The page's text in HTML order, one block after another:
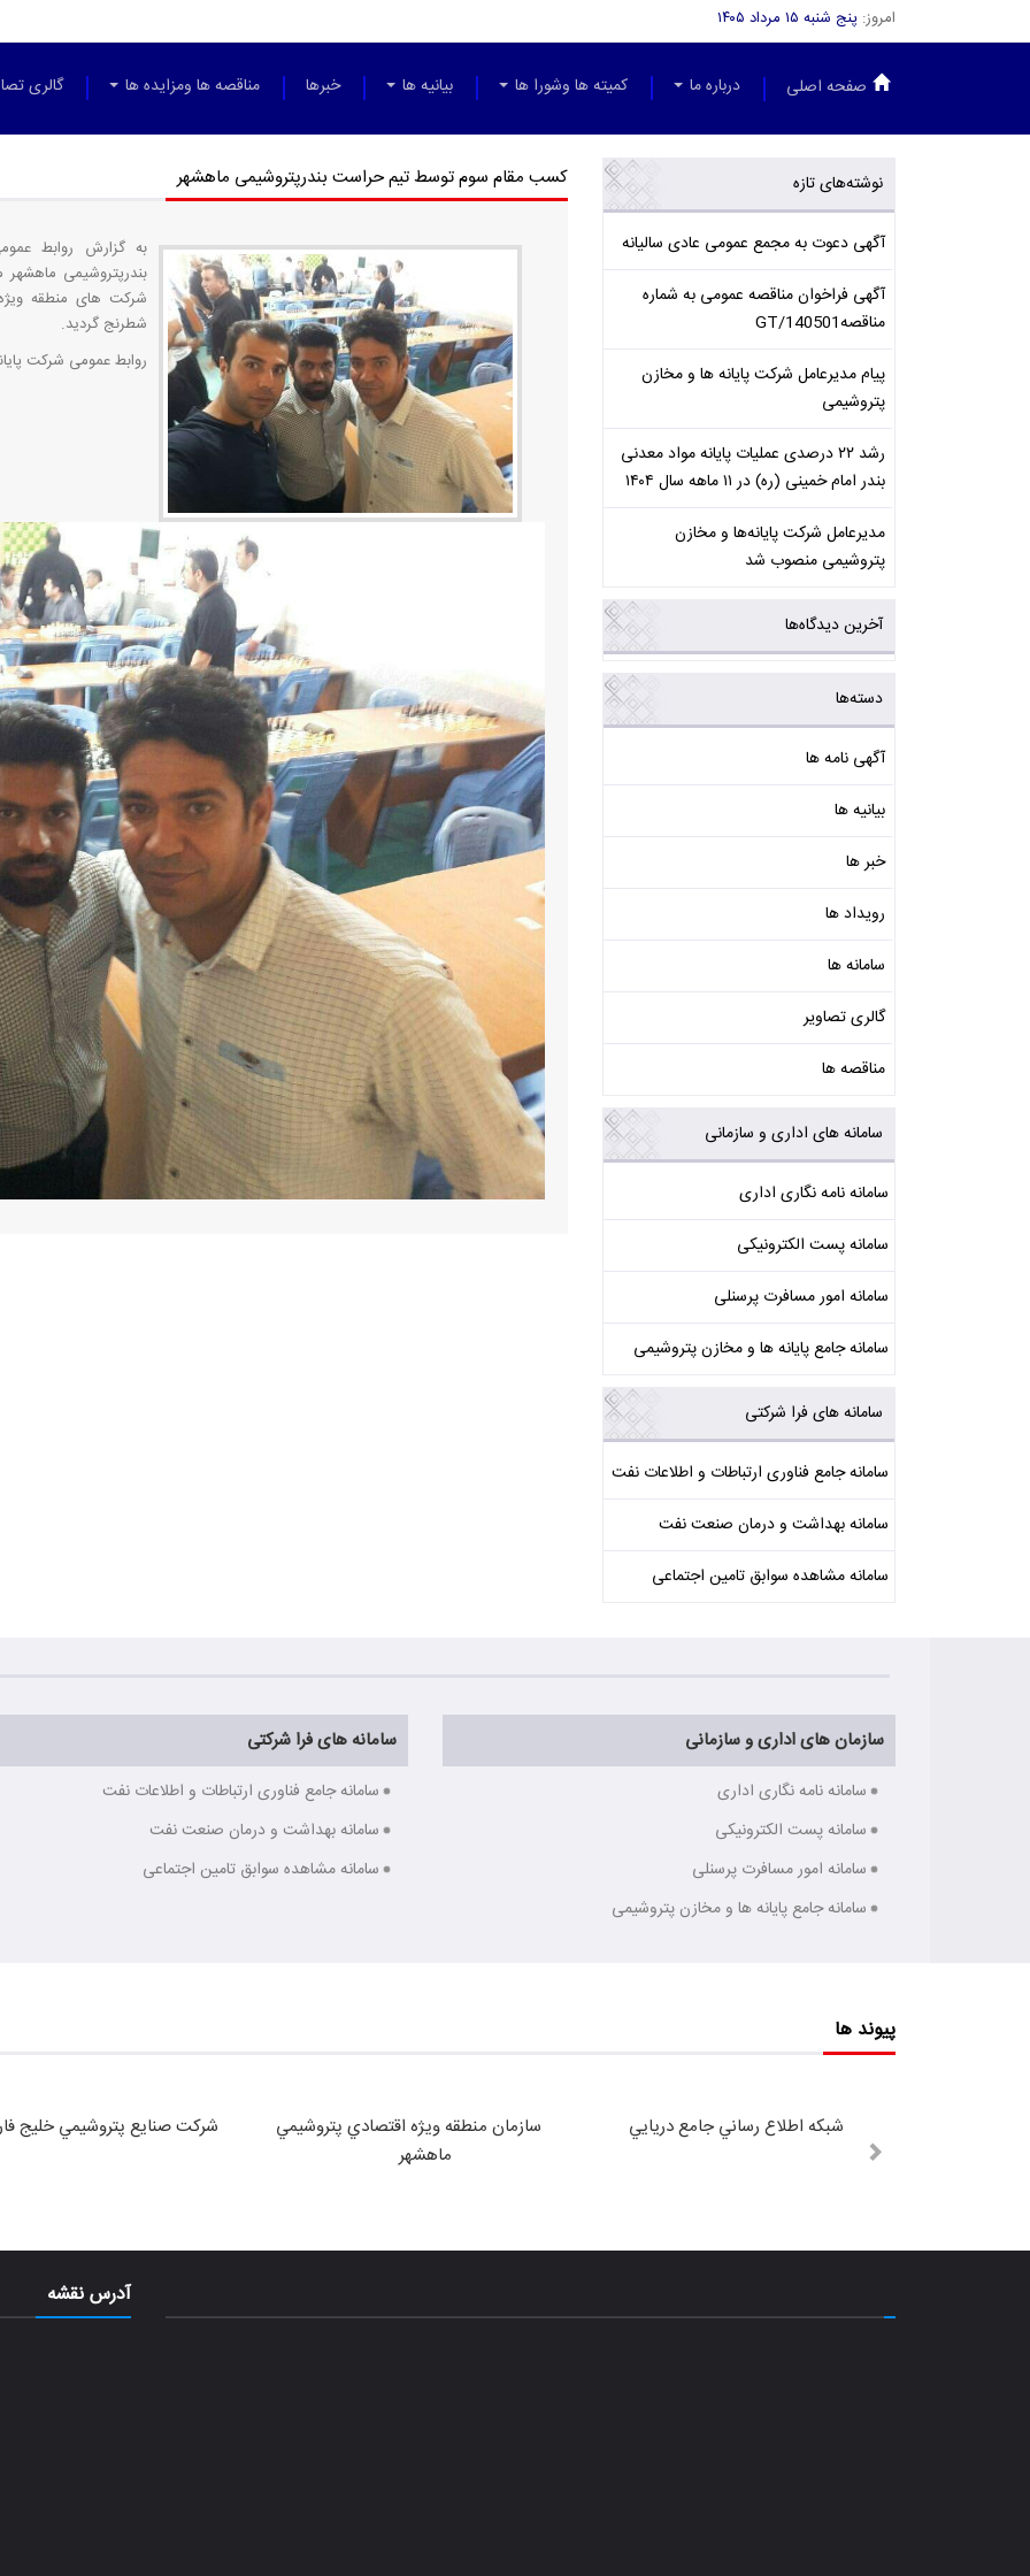
امروز: پنج شنبه ۱۵ مرداد ۱۴۰۵
صفحه اصلی درباره ما کمیته ها وشورا ها بیانیه ها خبرها مناقصه ها ومزایده ها گالری
نوشته‌های تازه
آگهی دعوت به مجمع عمومی عادی سالیانه
آگهی فراخوان مناقصه عمومی به شماره
مناقصهGT/140501
پیام مدیرعامل شرکت پایانه ها و مخازن
پتروشیمی
رشد ۲۲ درصدی عملیات پایانه مواد معدنی
بندر امام خمینی (ره) در ۱۱ ماهه سال ۱۴۰۴
مدیرعامل شرکت پایانه‌ها و مخازن
پتروشیمی منصوب شد
آخرین دیدگاه‌ها
دسته‌ها
آگهی نامه ها
بیانیه ها
خبر ها
رویداد ها
سامانه ها
گالری تصاویر
مناقصه ها
سامانه های اداری و سازمانی
سامانه نامه نگاری اداری
سامانه پست الکترونیکی
سامانه امور مسافرت پرسنلی
سامانه جامع پایانه ها و مخازن پتروشیمی
سامانه های فرا شرکتی
سامانه جامع فناوری ارتباطات و اطلاعات نفت
سامانه بهداشت و درمان صنعت نفت
سامانه مشاهده سوابق تامین اجتماعی
کسب مقام سوم توسط تیم حراست بندرپتروشیمی ماهشهر
به گزارش روابط
شرکت های منطقه
شطرنج گردید.
روابط عمومی شرکت
سازمان های اداری و سازمانی
سامانه نامه نگاری اداری
سامانه پست الکترونیکی
سامانه امور مسافرت پرسنلی
سامانه جامع پایانه ها و مخازن پتروشیمی
سامانه های فرا شرکتی
سامانه جامع فناوری ارتباطات و اطلاعات نفت
سامانه بهداشت و درمان صنعت نفت
سامانه مشاهده سوابق تامین اجتماعی
پیوند ها
شبكه اطلاع رساني جامع دريايي
سازمان منطقه ويژه اقتصادي پتروشيمي
ماهشهر
شركت صنايع پتروشيمي خليج
آدرس نقشه